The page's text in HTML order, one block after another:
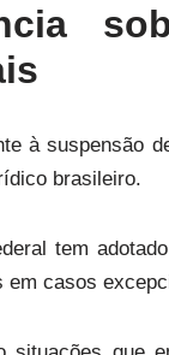
à suspensão
brasileiro.
tem
em casos